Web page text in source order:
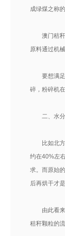
成绿煤之称
澳门秸
原料通过机
要想满
碎，粉碎机
二、水
比如北
约在40%左
求。而原始
后再烘干才
由此看
秸秆颗粒的流